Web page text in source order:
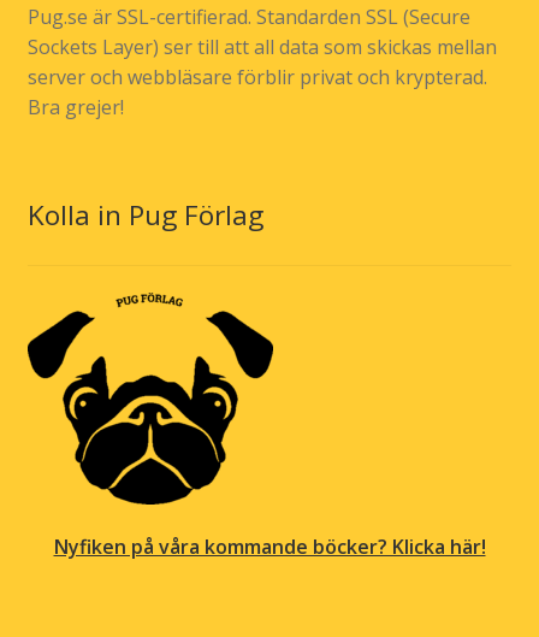
Pug.se är SSL-certifierad. Standarden SSL (Secure
Sockets Layer) ser till att all data som skickas mellan
server och webbläsare förblir privat och krypterad.
Bra grejer!
Kolla in Pug Förlag
Nyfiken på våra kommande böcker? Klicka här!